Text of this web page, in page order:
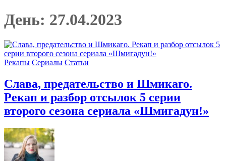
День: 27.04.2023
Рекапы Сериалы Статьи
Слава, предательство и Шмикаго.
Рекап и разбор отсылок 5 серии
второго сезона сериала «Шмигадун!»